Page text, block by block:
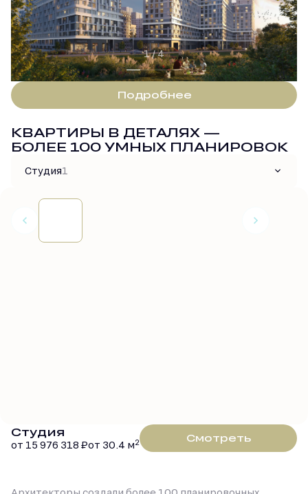
1 / 4
Подробнее
КВАРТИРЫ В ДЕТАЛЯХ —
БОЛЕЕ 100 УМНЫХ ПЛАНИРОВОК
Студия1
Студия
от 15 976 318 ₽от 30.4 м2 Смотреть